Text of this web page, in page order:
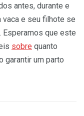
antes, durante e
vaca e seu filhote se
. Esperamos que este
sobre quanto
garantir um parto